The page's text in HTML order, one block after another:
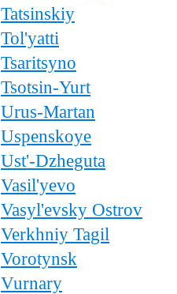
Tatsinskiy
Tol'yatti
Tsaritsyno
Tsotsin-Yurt
Urus-Martan
Uspenskoye
Ust'-Dzheguta
Vasil'yevo
Vasyl'evsky Ostrov
Verkhniy Tagil
Vorotynsk
Vurnary